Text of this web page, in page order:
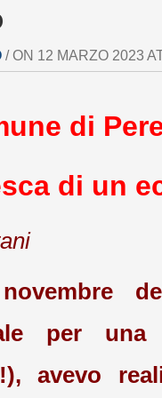
/ ON 12 MARZO 2023
di
di un
per una
avevo